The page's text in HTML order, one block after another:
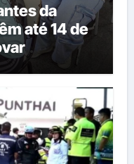
da
até 14 de